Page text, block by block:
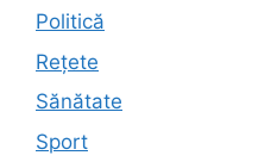
Politică
Rețete
Sănătate
Sport